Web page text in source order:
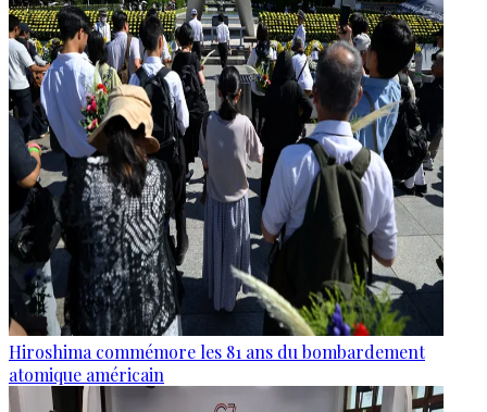
Hiroshima commémore les 81 ans du bombardement
atomique américain